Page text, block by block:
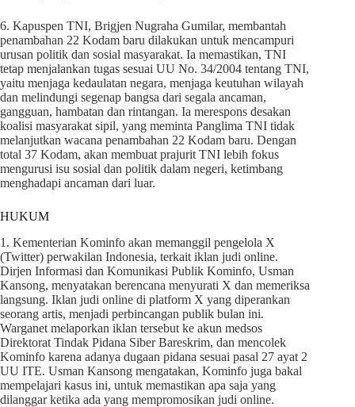
6. Kapuspen TNI, Brigjen Nugraha Gumilar, membantah
penambahan 22 Kodam baru dilakukan untuk mencampuri
urusan politik dan sosial masyarakat. Ia memastikan, TNI
tetap menjalankan tugas sesuai UU No. 34/2004 tentang TNI,
yaitu menjaga kedaulatan negara, menjaga keutuhan wilayah
dan melindungi segenap bangsa dari segala ancaman,
gangguan, hambatan dan rintangan. Ia merespons desakan
koalisi masyarakat sipil, yang meminta Panglima TNI tidak
melanjutkan wacana penambahan 22 Kodam baru. Dengan
total 37 Kodam, akan membuat prajurit TNI lebih fokus
mengurusi isu sosial dan politik dalam negeri, ketimbang
menghadapi ancaman dari luar.
HUKUM
1. Kementerian Kominfo akan memanggil pengelola X
(Twitter) perwakilan Indonesia, terkait iklan judi online.
Dirjen Informasi dan Komunikasi Publik Kominfo, Usman
Kansong, menyatakan berencana menyurati X dan memeriksa
langsung. Iklan judi online di platform X yang diperankan
seorang artis, menjadi perbincangan publik bulan ini.
Warganet melaporkan iklan tersebut ke akun medsos
Direktorat Tindak Pidana Siber Bareskrim, dan mencolek
Kominfo karena adanya dugaan pidana sesuai pasal 27 ayat 2
UU ITE. Usman Kansong mengatakan, Kominfo juga bakal
mempelajari kasus ini, untuk memastikan apa saja yang
dilanggar ketika ada yang mempromosikan judi online.